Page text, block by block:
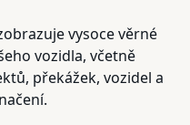
vysoce věrné
vozidla, včetně
překážek, vozidel a